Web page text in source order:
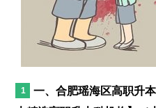
一、合肥瑶海区高职升